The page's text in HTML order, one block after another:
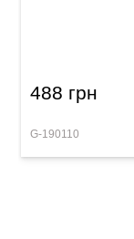
488 грн
G-190110